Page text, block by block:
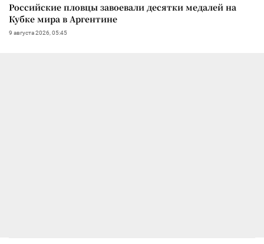
Российские пловцы завоевали десятки медалей на
Кубке мира в Аргентине
9 августа 2026, 05:45